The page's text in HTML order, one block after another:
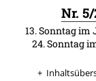
Nr.
13. Sonntag im
24. Sonntag